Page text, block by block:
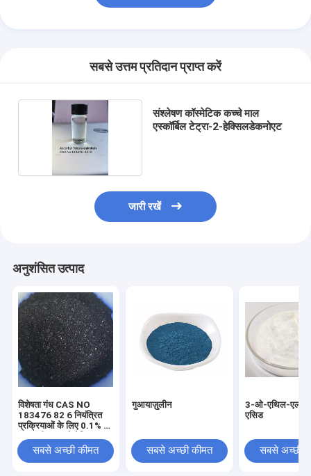
सबसे उत्तम प्रतिदान प्राप्त करें
संश्लेषण कॉस्मेटिक कच्चे माल
एस्कॉर्बिल टेट्रा-2-हेक्सिलडेकनोएट
जारी रखें
अनुशंसित उत्पाद
विशेषता गंध CAS NO
183476 82 6 नियंत्रित
प्रक्रियाओं के लिए 0.1% से
रासायनिक यौगिक
सबसे अच्छी कीमत
गुआयाज़ुलीन
सबसे अच्छी कीमत
3-ओ-एथिल-एल-
एसिड
सबसे अच्छी